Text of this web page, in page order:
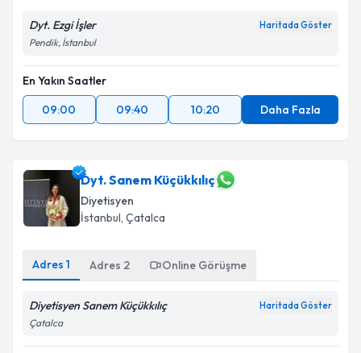
Dyt. Ezgi İşler Haritada Göster
Pendik, İstanbul
En Yakın Saatler
09:00
09:40 10:20 Daha Fazla
Dyt. Sanem Küçükkılıç
Diyetisyen
İstanbul, Çatalca
Adres 1 Adres 2 Online Görüşme
Diyetisyen Sanem Küçükkılıç Haritada Göster
Çatalca